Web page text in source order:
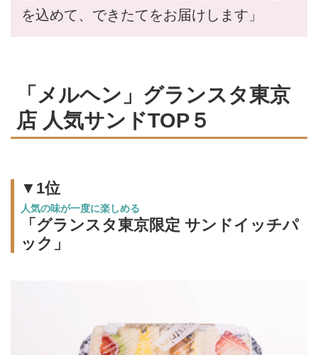
を込めて、できたてをお届けします」
「メルヘン」グランスタ東京
店 人気サンドTOP５
▼1位
人気の味が一度に楽しめる
「グランスタ東京限定 サンドイッチパ
ック」